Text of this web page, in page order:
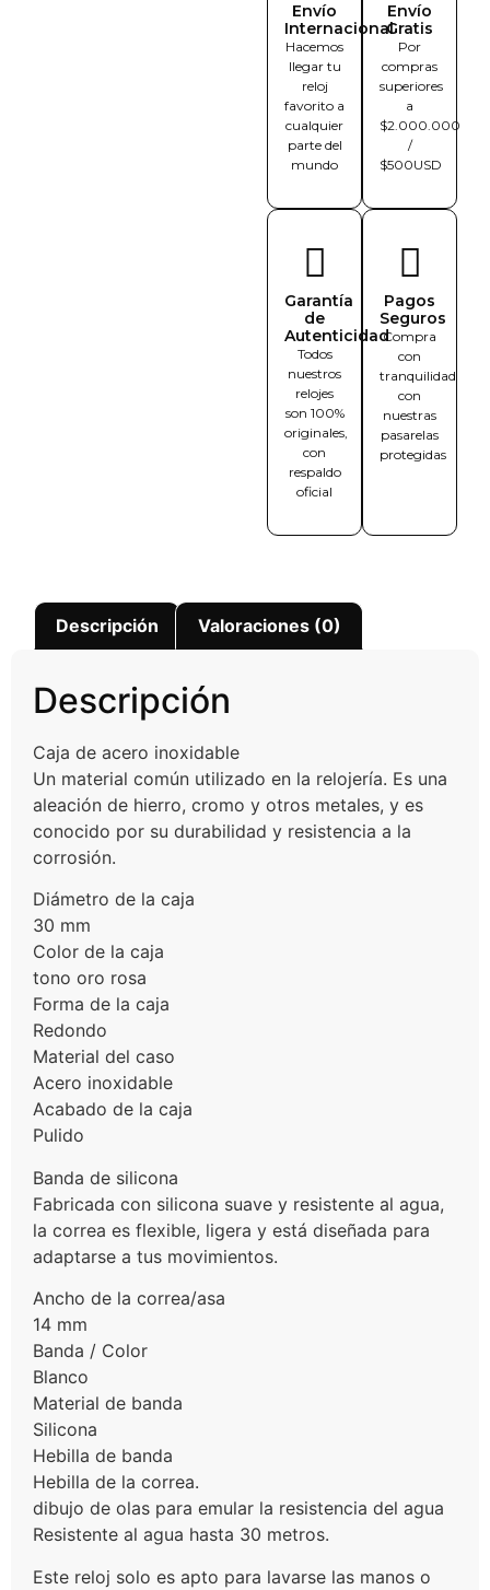
Envío
Internacional
Hacemos
llegar tu
reloj
favorito a
cualquier
parte del
mundo
Envío
Gratis
Por
compras
superiores
a
$2.000.000
/
$500USD
Garantía
de
Autenticidad
Todos
nuestros
relojes
son 100%
originales,
con
respaldo
oficial
Pagos
Seguros
Compra
con
tranquilidad
con
nuestras
pasarelas
protegidas
Descripción Valoraciones (0)
Descripción
Caja de acero inoxidable
Un material común utilizado en la relojería. Es una
aleación de hierro, cromo y otros metales, y es
conocido por su durabilidad y resistencia a la
corrosión.
Diámetro de la caja
30 mm
Color de la caja
tono oro rosa
Forma de la caja
Redondo
Material del caso
Acero inoxidable
Acabado de la caja
Pulido
Banda de silicona
Fabricada con silicona suave y resistente al agua,
la correa es flexible, ligera y está diseñada para
adaptarse a tus movimientos.
Ancho de la correa/asa
14 mm
Banda / Color
Blanco
Material de banda
Silicona
Hebilla de banda
Hebilla de la correa.
dibujo de olas para emular la resistencia del agua
Resistente al agua hasta 30 metros.
Este reloj solo es apto para lavarse las manos o